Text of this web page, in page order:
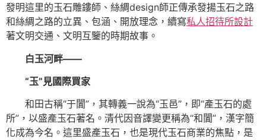
發明這里的玉石雕鏤師、絲綢design師正傳承發揚玉石之路
和絲綢之路的立異、包涵、開放理念，續寫私人招待所設計
著文明交通、文明互鑒的時期故事。
白玉河畔——
“玉”見國際買家
和田古稱“于闐”，其轉義一說為“玉邑”，即“產玉石的處
所”，以盛產玉石著名。清代因音譯變更稱為“和闐”，漢字簡
化成為今名。這里盛產玉石，也是現代玉石商業的焦點，是